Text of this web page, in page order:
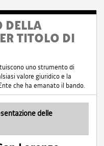
DELLA
TITOLO DI
uno strumento di
valore giuridico e la
che ha emanato il bando.
delle